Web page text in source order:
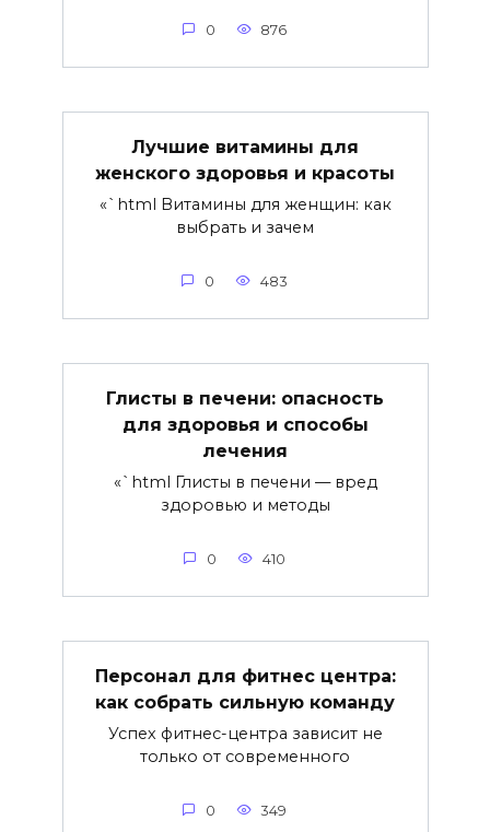
0 876
Лучшие витамины для
женского здоровья и красоты
«`html Витамины для женщин: как
выбрать и зачем
0 483
Глисты в печени: опасность
для здоровья и способы
лечения
«`html Глисты в печени — вред
здоровью и методы
0 410
Персонал для фитнес центра:
как собрать сильную команду
Успех фитнес-центра зависит не
только от современного
0 349